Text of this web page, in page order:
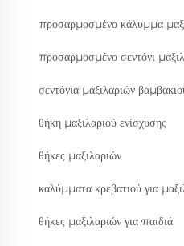
προσαρμοσμένο κάλυμμα
προσαρμοσμένο σεντόνι
σεντόνια μαξιλαριών
θήκη μαξιλαριού ενίσχυσης
θήκες μαξιλαριών
καλύμματα κρεβατιού για
θήκες μαξιλαριών για παιδιά